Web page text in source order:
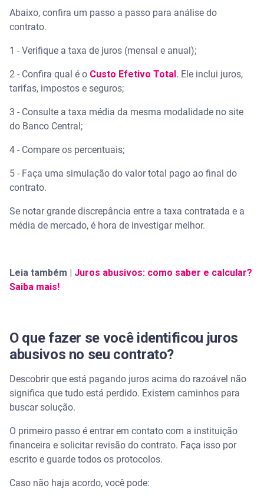
Abaixo, confira um passo a passo para análise do
contrato.
1 - Verifique a taxa de juros (mensal e anual);
2 - Confira qual é o Custo Efetivo Total . Ele inclui juros,
tarifas, impostos e seguros;
3 - Consulte a taxa média da mesma modalidade no site
do Banco Central;
4 - Compare os percentuais;
5 - Faça uma simulação do valor total pago ao final do
contrato.
Se notar grande discrepância entre a taxa contratada e a
média de mercado, é hora de investigar melhor.
Leia também | Juros abusivos: como saber e calcular?
Saiba mais!
O que fazer se você identificou juros
abusivos no seu contrato?
Descobrir que está pagando juros acima do razoável não
significa que tudo está perdido. Existem caminhos para
buscar solução.
O primeiro passo é entrar em contato com a instituição
financeira e solicitar revisão do contrato. Faça isso por
escrito e guarde todos os protocolos.
Caso não haja acordo, você pode: